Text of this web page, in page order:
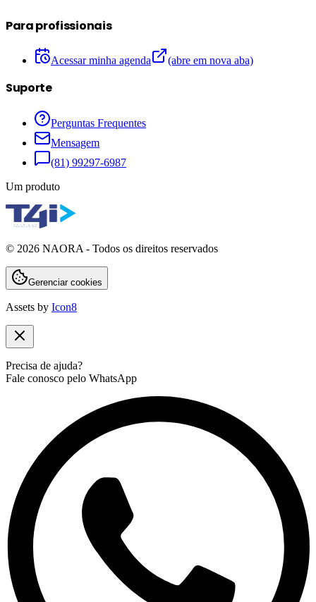
Para profissionais
Acessar minha agenda (abre em nova aba)
Suporte
Perguntas Frequentes
Mensagem
(81) 99297-6987
Um produto
© 2026 NAORA - Todos os direitos reservados
Gerenciar cookies
Assets by Icon8
Precisa de ajuda?
Fale conosco pelo WhatsApp